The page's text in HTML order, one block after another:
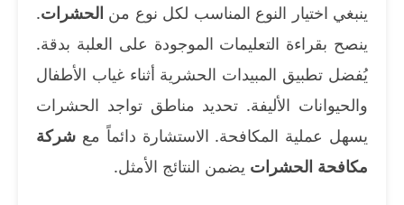
ينبغي اختيار النوع المناسب لكل نوع من الحشرات.
ينصح بقراءة التعليمات الموجودة على العلبة بدقة.
يُفضل تطبيق المبيدات الحشرية أثناء غياب الأطفال
والحيوانات الأليفة. تحديد مناطق تواجد الحشرات
يسهل عملية المكافحة. الاستشارة دائماً مع شركة
مكافحة الحشرات يضمن النتائج الأمثل.